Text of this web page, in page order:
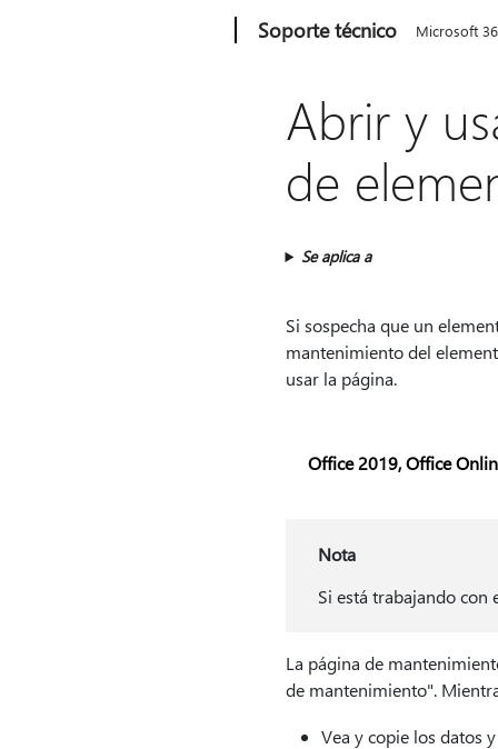
Soporte técnico Microsoft
Abrir y
de
Se aplica a
Si sospecha que un
mantenimiento del
usar la página.
Office 2019, Office
Nota
Si está trabajando con
La página de
de mantenimiento".
Vea y copie los datos